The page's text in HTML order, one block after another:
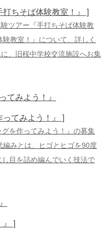
ちそば体験教室！』 ]
ツアー『手打ちそば体験教
教室！』について、詳しく
、旧桜中学校交流施設へお集
てみよう！』
ってみよう！』 ]
を作ってみよう！』の募集
みとは、ヒゴとヒゴを90度
目を詰め編んでいく技法で
』 ]